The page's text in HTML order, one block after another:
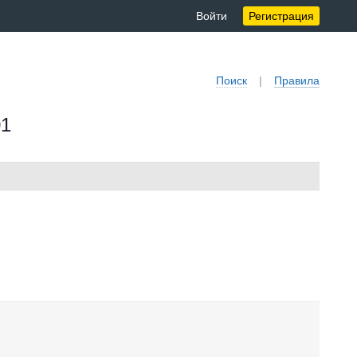
Войти Регистрация
Поиск | Правила